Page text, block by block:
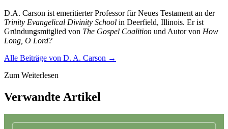
D.A. Carson ist emeritierter Professor für Neues Testament an der
Trinity Evangelical Divinity School in Deerfield, Illinois. Er ist
Gründungsmitglied von The Gospel Coalition und Autor von How
Long, O Lord?
Alle Beiträge von D. A. Carson →
Zum Weiterlesen
Verwandte Artikel